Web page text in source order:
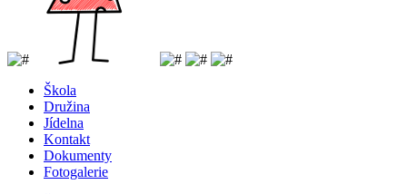
Škola
Družina
Jídelna
Kontakt
Dokumenty
Fotogalerie